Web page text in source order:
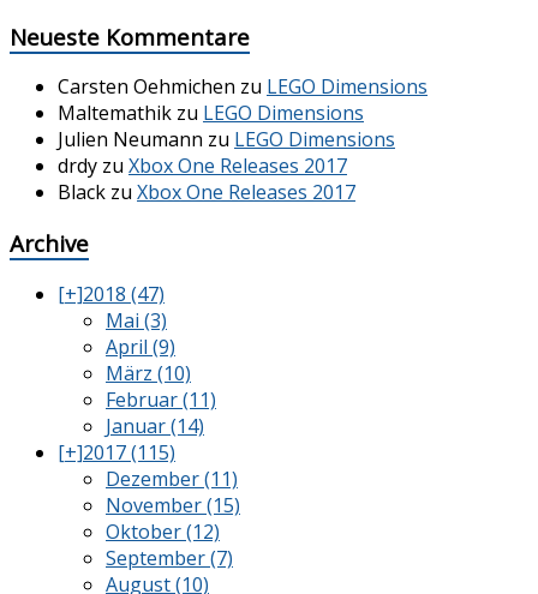
Neueste Kommentare
Carsten Oehmichen zu LEGO Dimensions
Maltemathik zu LEGO Dimensions
Julien Neumann zu LEGO Dimensions
drdy zu Xbox One Releases 2017
Black zu Xbox One Releases 2017
Archive
[+]2018 (47)
Mai (3)
April (9)
März (10)
Februar (11)
Januar (14)
[+]2017 (115)
Dezember (11)
November (15)
Oktober (12)
September (7)
August (10)